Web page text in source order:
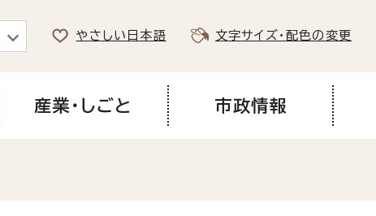
やさしい日本語 文字サイズ・配色の変更
産業・しごと 市政情報